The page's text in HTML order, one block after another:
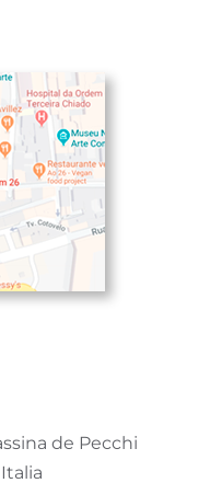
de Pecchi